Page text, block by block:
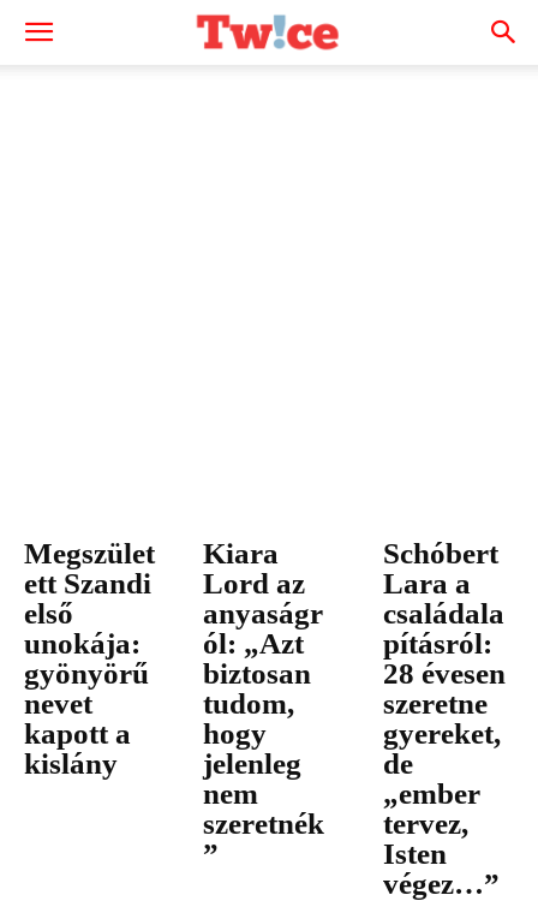
Megszület
ett Szandi
első
unokája:
gyönyörű
nevet
kapott a
kislány
Kiara
Lord az
anyaságr
ól: „Azt
biztosan
tudom,
hogy
jelenleg
nem
szeretnék
”
Schóbert
Lara a
családala
pításról:
28 évesen
szeretne
gyereket,
de
„ember
tervez,
Isten
végez…”